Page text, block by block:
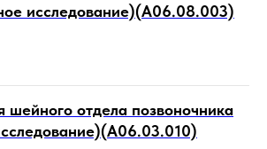
исследование)(А06.08.003)
шейного отдела позвоночника